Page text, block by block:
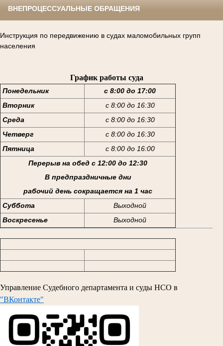
ВНЕПРОЦЕССУАЛЬНЫЕ ОБРАЩЕНИЯ
Инструкция по передвижению в судах маломобильных групп
населения
График работы суда
Понедельник
с 8:00 до 17:00
Вторник
с 8:00 до 16:30
Среда
с 8:00 до 16:30
Четверг
с 8:00 до 16:30
Пятница
с 8:00 до 16:00
Перерыв на обед с 12:00 до 12:30
В предпраздничные дни
рабочий день сокращается на 1 час
Суббота
Выходной
Воскресенье
Выходной
Управление Судебного департамента и суды НСО в
"ВКонтакте"